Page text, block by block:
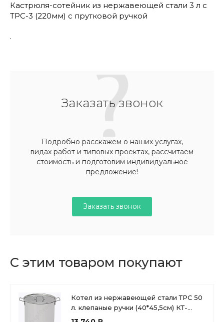
Кастрюля-сотейник из нержавеющей стали 3 л с
ТРС-3 (220мм) с прутковой ручкой
.
Заказать звонок
Подробно расскажем о наших услугах,
видах работ и типовых проектах, рассчитаем
стоимость и подготовим индивидуальное
предложение!
Заказать звонок
С этим товаром покупают
Котел из нержавеющей стали ТРС 50
л. клепаные ручки (40*45,5см) КТ-
ОБ-52 КВ